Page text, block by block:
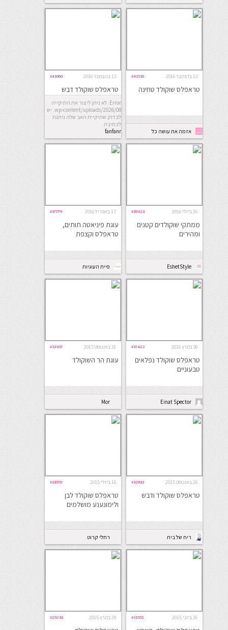
13 בדצמבר 2016 #41516
טראפלס שוקולד טחינה
אז מה את עושה כל
היום
13 בנובמבר 2016 #41068
טראפלס שוקולד דבש
ולבנדרError: לא ניתן ליצור את התיקייה
wp-content/uploads/2026/08. יש
לבדוק שתיקיית האב שלה ניתנת
לכתיבה.
fanfanr
26 ביולי 2016 #39423
ממתקי שוקולדים קטנים
ומהירים
EshetStyle
17 באפריל 2016 #37779
עוגת פיניאטה תותים,
טראפלס וקצפת
פיית העוגיות
30 במרץ 2016 #37422
טראפלס שוקולד נפלאים
טבעוניים
Einat Spector
31 באוגוסט 2015 #32937
עוגת הר השוקולד
Mor
26 באוגוסט 2015 #32832
טראפלס שוקולד ודבש
ריח של בית
16 ביולי 2015 #31970
טראפלס שוקולד לבן
ולימונענע מושלמים
רחלי קרוט
26 ביוני 2015 #31555 29 במרץ 2015 #29210